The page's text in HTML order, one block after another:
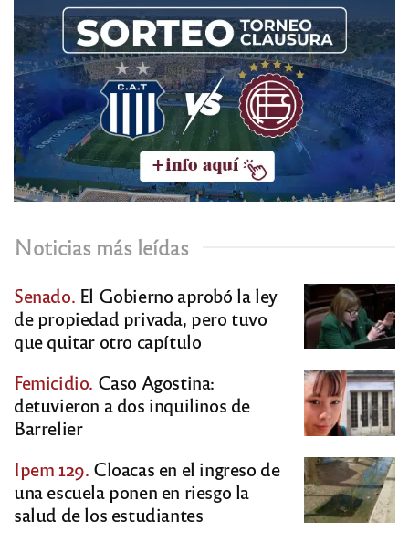
Noticias más leídas
Senado. El Gobierno aprobó la ley
de propiedad privada, pero tuvo
que quitar otro capítulo
Femicidio. Caso Agostina:
detuvieron a dos inquilinos de
Barrelier
Ipem 129. Cloacas en el ingreso de
una escuela ponen en riesgo la
salud de los estudiantes